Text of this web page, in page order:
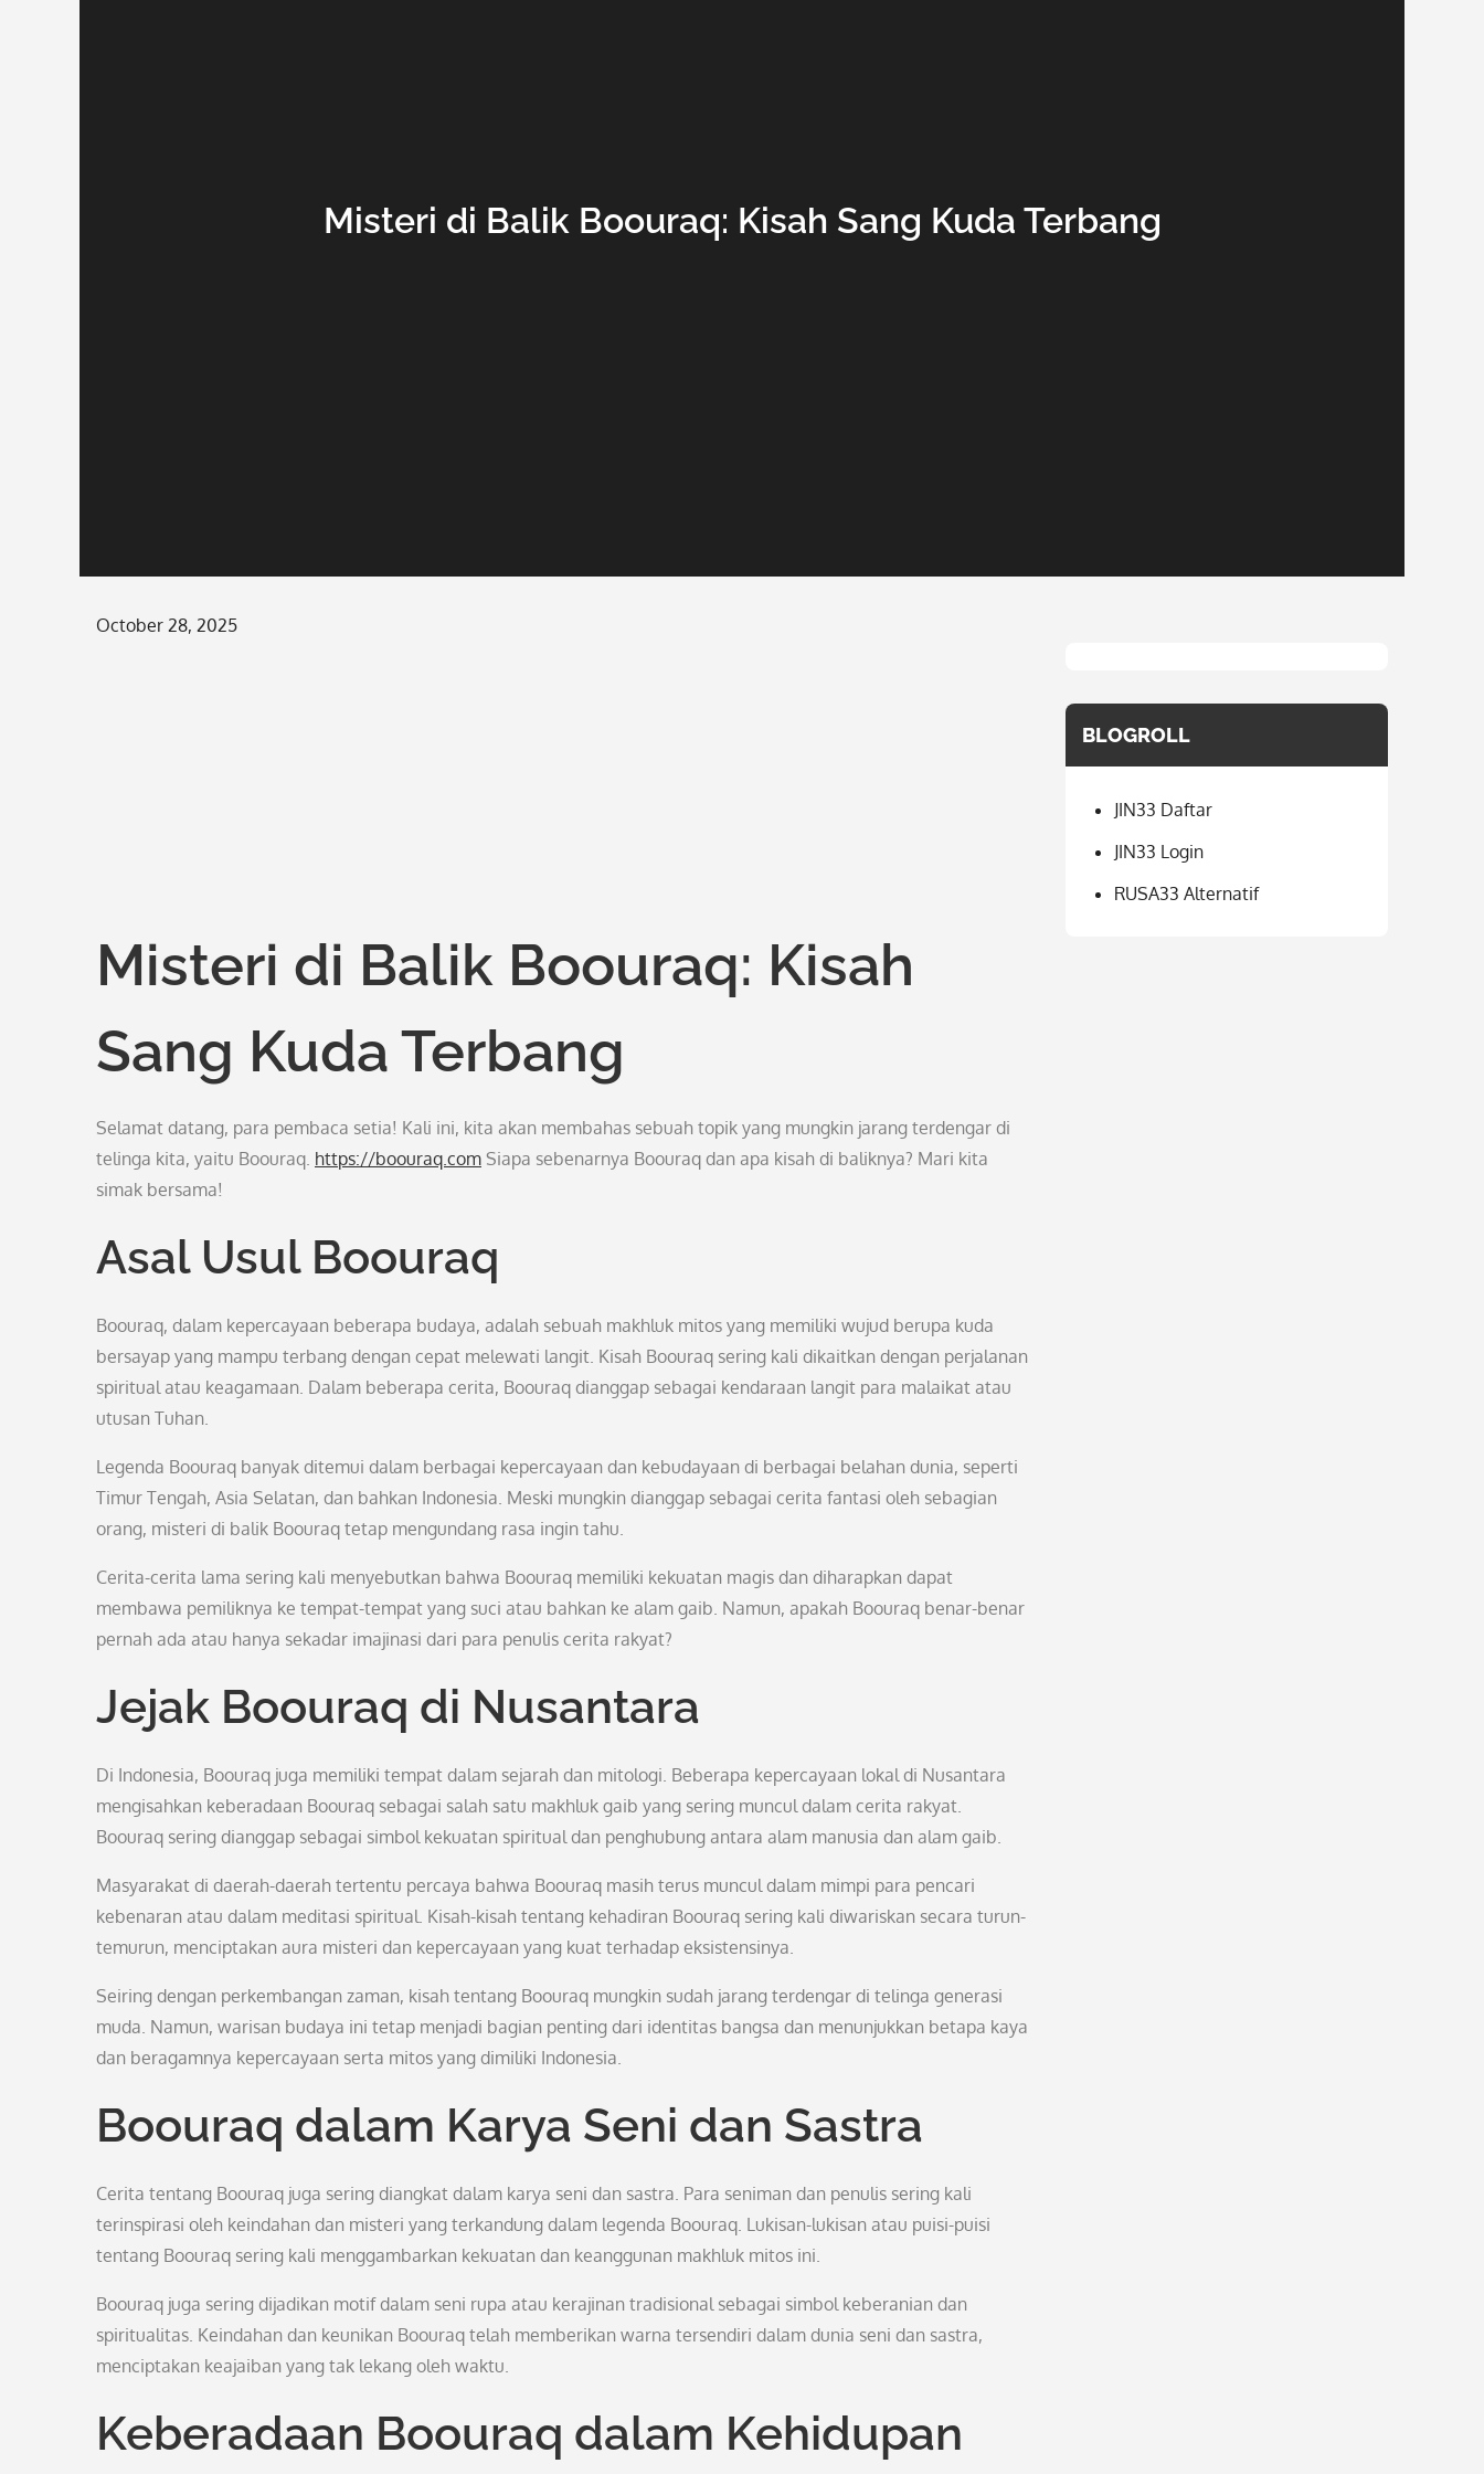
Misteri di Balik Boouraq: Kisah Sang Kuda Terbang
Posted
October 28, 2025
Misteri di Balik Boouraq: Kisah
Sang Kuda Terbang
Selamat datang, para pembaca setia! Kali ini, kita akan membahas sebuah topik yang mungkin jarang terdengar di
telinga kita, yaitu Boouraq. https://boouraq.com Siapa sebenarnya Boouraq dan apa kisah di baliknya? Mari kita
simak bersama!
Asal Usul Boouraq
Boouraq, dalam kepercayaan beberapa budaya, adalah sebuah makhluk mitos yang memiliki wujud berupa kuda
bersayap yang mampu terbang dengan cepat melewati langit. Kisah Boouraq sering kali dikaitkan dengan perjalanan
spiritual atau keagamaan. Dalam beberapa cerita, Boouraq dianggap sebagai kendaraan langit para malaikat atau
utusan Tuhan.
Legenda Boouraq banyak ditemui dalam berbagai kepercayaan dan kebudayaan di berbagai belahan dunia, seperti
Timur Tengah, Asia Selatan, dan bahkan Indonesia. Meski mungkin dianggap sebagai cerita fantasi oleh sebagian
orang, misteri di balik Boouraq tetap mengundang rasa ingin tahu.
Cerita-cerita lama sering kali menyebutkan bahwa Boouraq memiliki kekuatan magis dan diharapkan dapat
membawa pemiliknya ke tempat-tempat yang suci atau bahkan ke alam gaib. Namun, apakah Boouraq benar-benar
pernah ada atau hanya sekadar imajinasi dari para penulis cerita rakyat?
Jejak Boouraq di Nusantara
Di Indonesia, Boouraq juga memiliki tempat dalam sejarah dan mitologi. Beberapa kepercayaan lokal di Nusantara
mengisahkan keberadaan Boouraq sebagai salah satu makhluk gaib yang sering muncul dalam cerita rakyat.
Boouraq sering dianggap sebagai simbol kekuatan spiritual dan penghubung antara alam manusia dan alam gaib.
Masyarakat di daerah-daerah tertentu percaya bahwa Boouraq masih terus muncul dalam mimpi para pencari
kebenaran atau dalam meditasi spiritual. Kisah-kisah tentang kehadiran Boouraq sering kali diwariskan secara turun-
temurun, menciptakan aura misteri dan kepercayaan yang kuat terhadap eksistensinya.
Seiring dengan perkembangan zaman, kisah tentang Boouraq mungkin sudah jarang terdengar di telinga generasi
muda. Namun, warisan budaya ini tetap menjadi bagian penting dari identitas bangsa dan menunjukkan betapa kaya
dan beragamnya kepercayaan serta mitos yang dimiliki Indonesia.
Boouraq dalam Karya Seni dan Sastra
Cerita tentang Boouraq juga sering diangkat dalam karya seni dan sastra. Para seniman dan penulis sering kali
terinspirasi oleh keindahan dan misteri yang terkandung dalam legenda Boouraq. Lukisan-lukisan atau puisi-puisi
tentang Boouraq sering kali menggambarkan kekuatan dan keanggunan makhluk mitos ini.
Boouraq juga sering dijadikan motif dalam seni rupa atau kerajinan tradisional sebagai simbol keberanian dan
spiritualitas. Keindahan dan keunikan Boouraq telah memberikan warna tersendiri dalam dunia seni dan sastra,
menciptakan keajaiban yang tak lekang oleh waktu.
Keberadaan Boouraq dalam Kehidupan
BLOGROLL
JIN33 Daftar
JIN33 Login
RUSA33 Alternatif